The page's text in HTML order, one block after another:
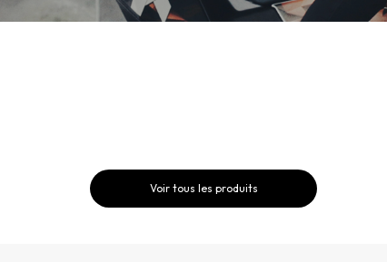
Voir tous les produits